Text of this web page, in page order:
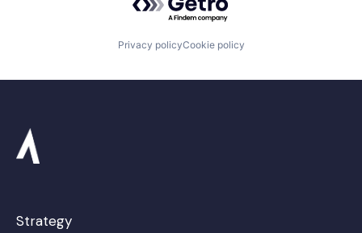
Privacy policyCookie policy
Strategy